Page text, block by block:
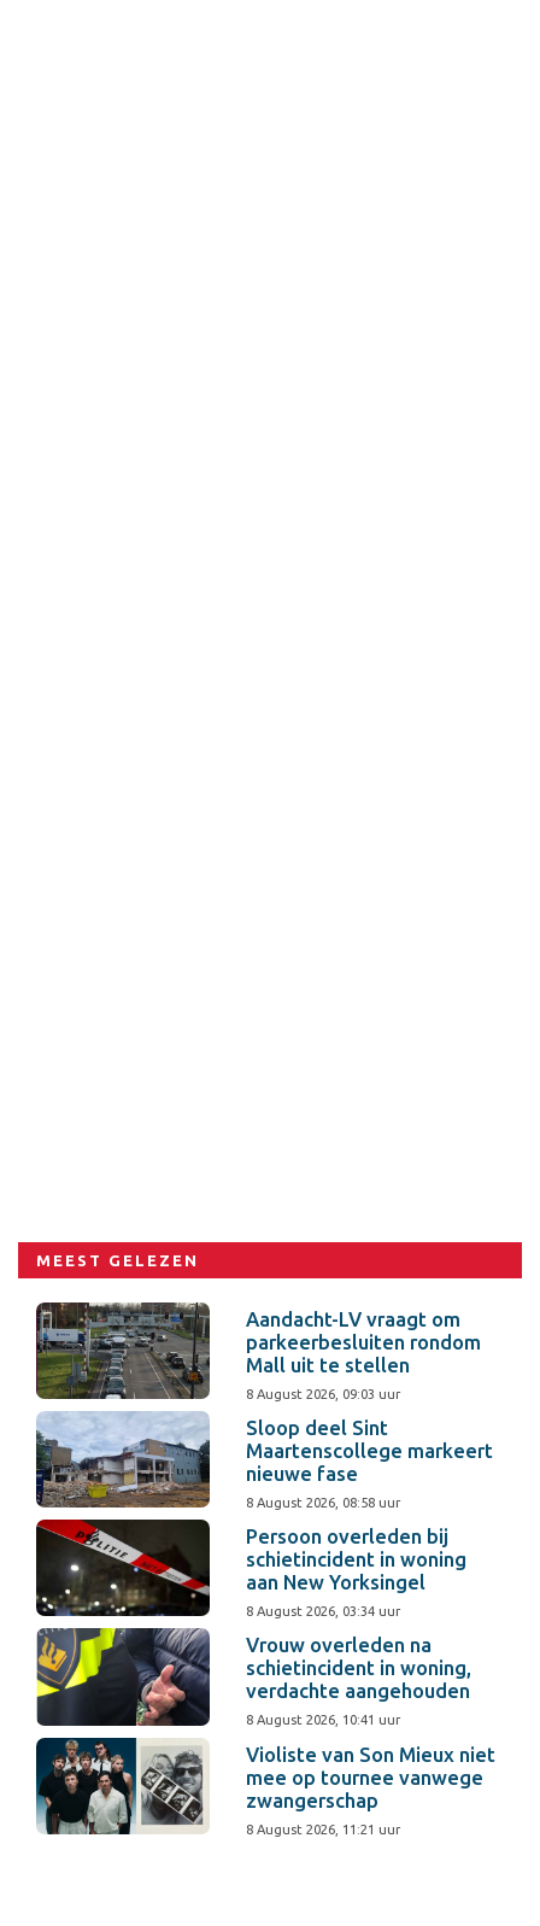
MEEST GELEZEN
Aandacht-LV vraagt om
parkeerbesluiten rondom
Mall uit te stellen
8 August 2026, 09:03 uur
Sloop deel Sint
Maartenscollege markeert
nieuwe fase
8 August 2026, 08:58 uur
Persoon overleden bij
schietincident in woning
aan New Yorksingel
8 August 2026, 03:34 uur
Vrouw overleden na
schietincident in woning,
verdachte aangehouden
8 August 2026, 10:41 uur
Violiste van Son Mieux niet
mee op tournee vanwege
zwangerschap
8 August 2026, 11:21 uur